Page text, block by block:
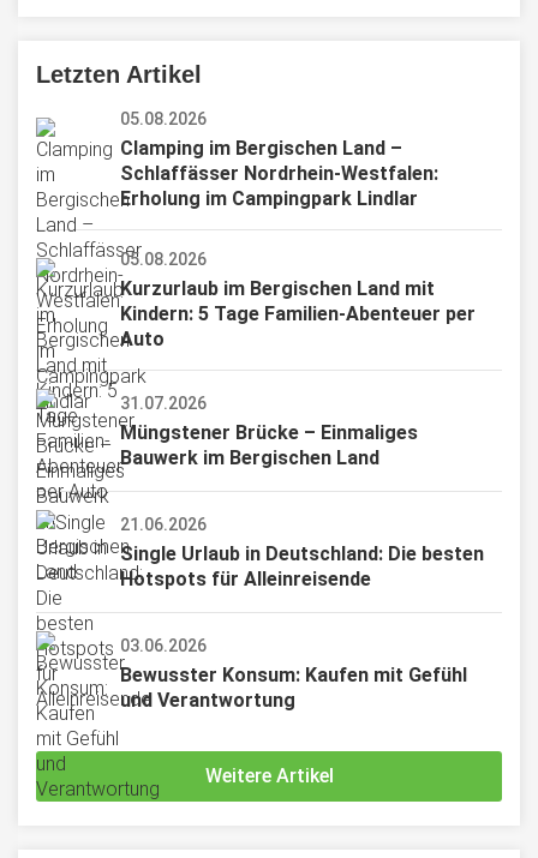
Letzten Artikel
05.08.2026
Clamping im Bergischen Land –
Schlaffässer Nordrhein-Westfalen:
Erholung im Campingpark Lindlar
05.08.2026
Kurzurlaub im Bergischen Land mit
Kindern: 5 Tage Familien-Abenteuer per
Auto
31.07.2026
Müngstener Brücke – Einmaliges
Bauwerk im Bergischen Land
21.06.2026
Single Urlaub in Deutschland: Die besten
Hotspots für Alleinreisende
03.06.2026
Bewusster Konsum: Kaufen mit Gefühl
und Verantwortung
Weitere Artikel